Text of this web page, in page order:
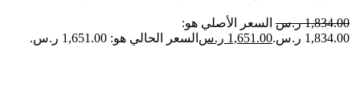
1,834.00 ر.س السعر الأصلي هو:
1,834.00 ر.س.
1,651.00 ر.س السعر الحالي هو: 1,651.00 ر.س.